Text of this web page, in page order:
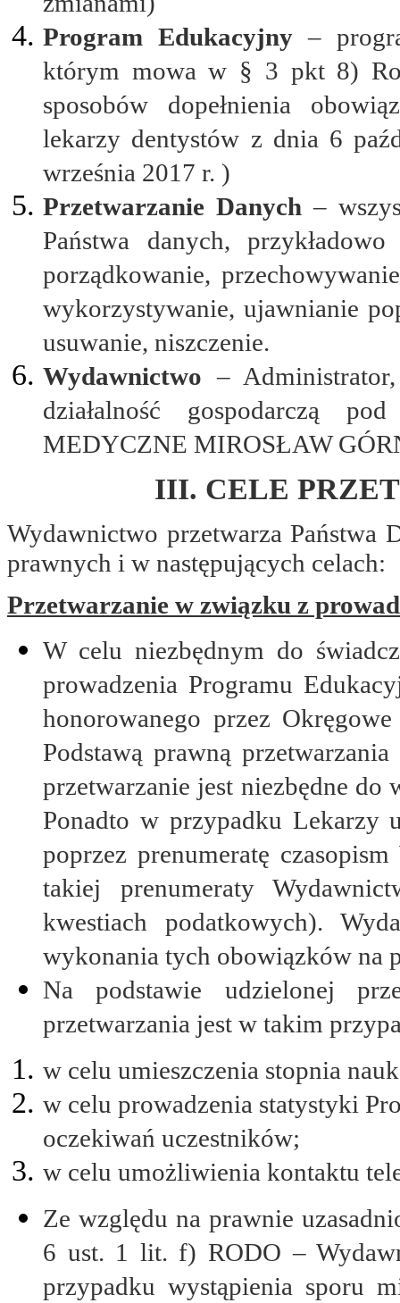
Program Edukacyjny –
którym mowa w § 3 pkt 8)
sposobów dopełnienia
lekarzy dentystów z dnia 6
września 2017 r. )
Przetwarzanie Danych –
Państwa danych,
porządkowanie,
wykorzystywanie, ujawnianie
usuwanie, niszczenie.
Wydawnictwo–
działalność gospodarczą
MEDYCZNE MIROSŁAW
III. CELE
Wydawnictwo przetwarza Państwa
prawnych i w następujących celach:
Przetwarzanie w związku z
W celu niezbędnym do
prowadzenia Programu
honorowanego przez
Podstawą prawną
przetwarzanie jest niezbędne
Ponadto w przypadku Lekarzy
poprzez prenumeratę
takiej prenumeraty
kwestiach podatkowych).
wykonania tych obowiązków na
Na podstawie udzielonej
przetwarzania jest w takim
w celu umieszczenia stopnia
w celu prowadzenia statystyki
oczekiwań uczestników;
w celu umożliwienia kontaktu
Ze względu na prawnie
6 ust. 1 lit. f) RODO –
przypadku wystąpienia sporu